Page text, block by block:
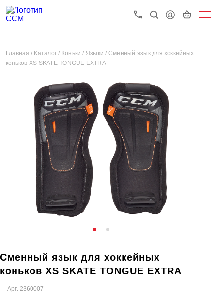
Главная / Каталог / Коньки / Языки / Сменный язык для хоккейных
коньков XS SKATE TONGUE EXTRA
Сменный язык для хоккейных
коньков XS SKATE TONGUE EXTRA
Арт. 2360007